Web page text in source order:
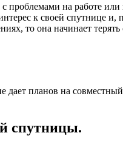
проблемами на работе
к своей спутнице и,
то она начинает
планов на
спутницы.